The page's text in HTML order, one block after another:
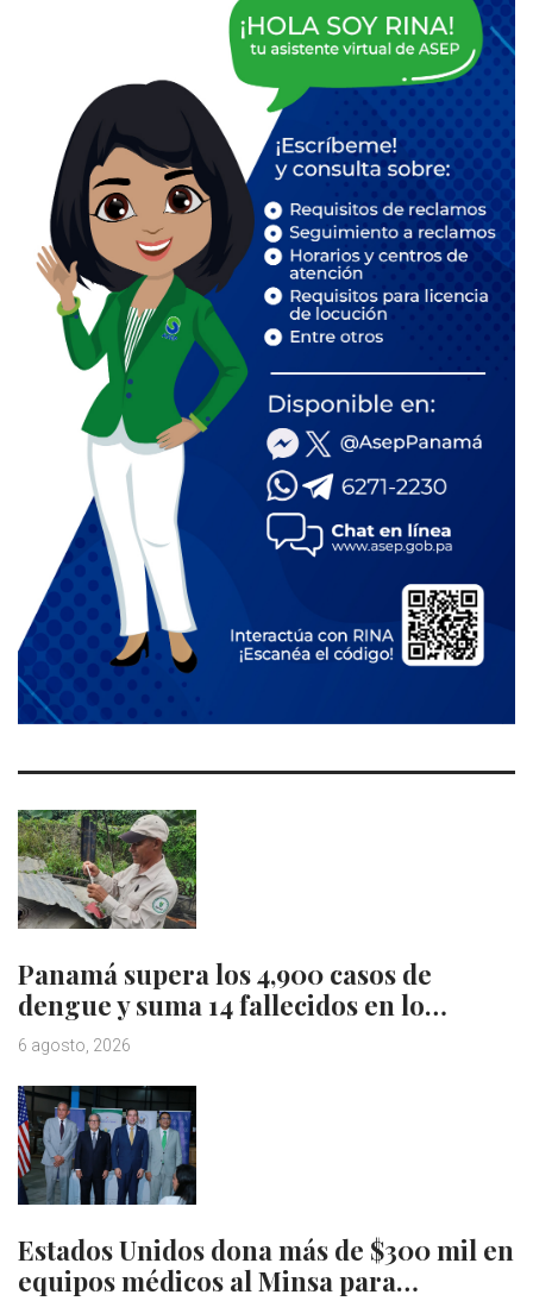
Panamá supera los 4,900 casos de
dengue y suma 14 fallecidos en lo…
6 agosto, 2026
Estados Unidos dona más de $300 mil en
equipos médicos al Minsa para…